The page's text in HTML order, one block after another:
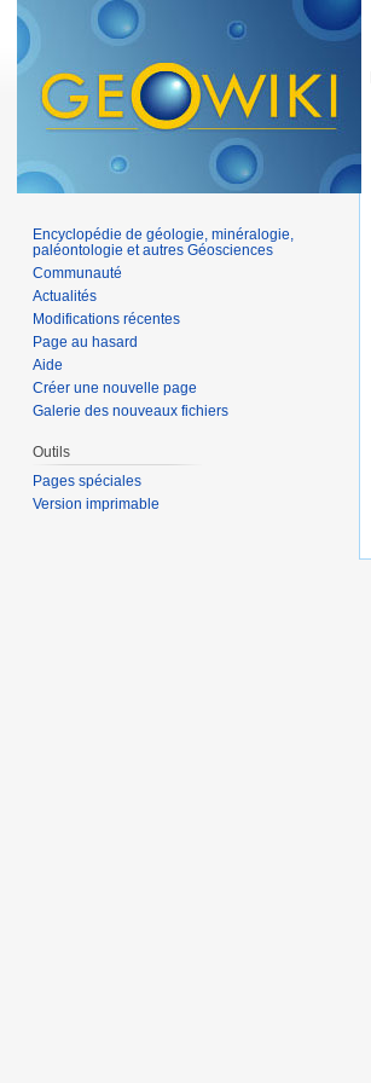
Encyclopédie de géologie, minéralogie,
paléontologie et autres Géosciences
Communauté
Actualités
Modifications récentes
Page au hasard
Aide
Créer une nouvelle page
Galerie des nouveaux fichiers
Outils
Pages spéciales
Version imprimable